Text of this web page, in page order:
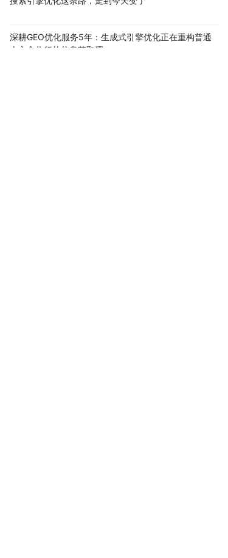
深耕GEO优化服务5年：生成式引擎优化正在重构普通
人衣食住行的信息获取逻...